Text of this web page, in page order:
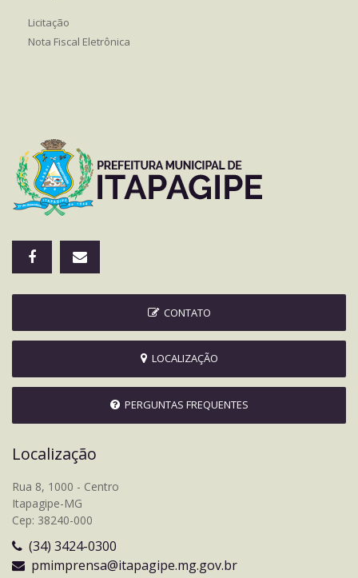
Licitação
Nota Fiscal Eletrônica
CONTATO
LOCALIZAÇÃO
PERGUNTAS FREQUENTES
Localização
Rua 8, 1000 - Centro
Itapagipe-MG
Cep: 38240-000
(34) 3424-0300
pmimprensa@itapagipe.mg.gov.br